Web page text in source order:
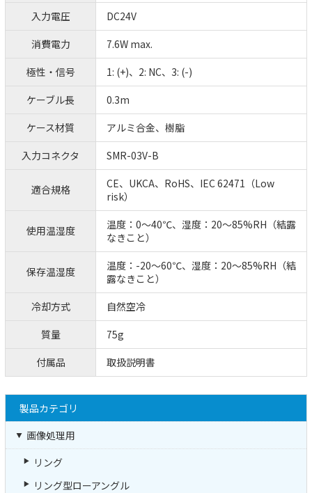
入力電圧
DC24V
消費電力
7.6W max.
極性・信号
1: (+)、2: NC、3: (-)
ケーブル長
0.3m
ケース材質
アルミ合金、樹脂
入力コネクタ
SMR-03V-B
適合規格
CE、UKCA、RoHS、IEC 62471（Low
risk）
使用温湿度
温度：0～40℃、湿度：20～85%RH（結露
なきこと）
保存温湿度
温度：-20～60℃、湿度：20～85%RH（結
露なきこと）
冷却方式
自然空冷
質量
75g
付属品
取扱説明書
製品カテゴリ
画像処理用
リング
リング型ローアングル